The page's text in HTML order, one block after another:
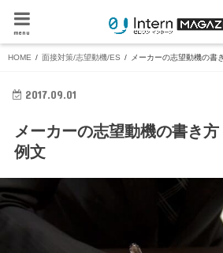
menu
HOME 面接対策/志望動機/ES メーカーの志望動機の書
2017.09.01
メーカーの志望動機の書き
例文